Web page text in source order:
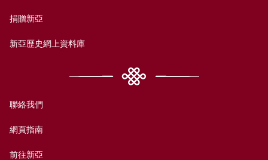
捐贈新亞
新亞歷史網上資料庫
聯絡我們
網頁指南
前往新亞